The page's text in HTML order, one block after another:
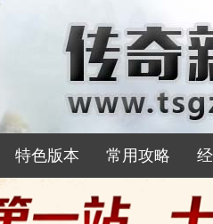
特色版本 常用攻略